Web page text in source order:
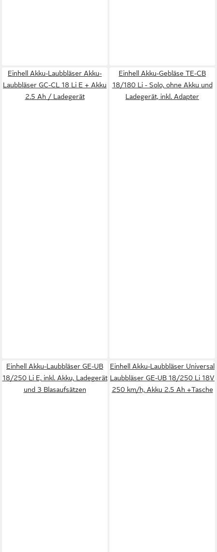
Einhell Akku-Laubbläser Akku-
Laubbläser GC-CL 18 Li E + Akku
2.5 Ah / Ladegerät
Einhell Akku-Gebläse TE-CB
18/180 Li - Solo, ohne Akku und
Ladegerät, inkl. Adapter
Einhell Akku-Laubbläser GE-UB
18/250 Li E, inkl. Akku, Ladegerät
und 3 Blasaufsätzen
Einhell Akku-Laubbläser Universal
Laubbläser GE-UB 18/250 Li 18V
250 km/h, Akku 2.5 Ah +Tasche